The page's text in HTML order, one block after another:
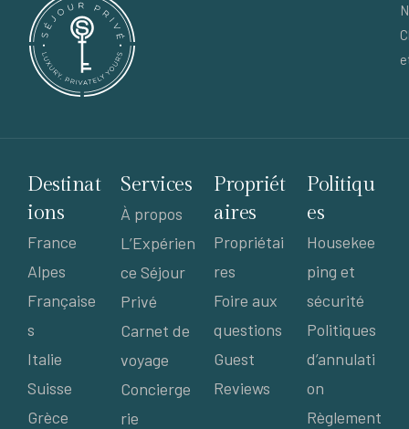
Destinat
ions
France
Alpes
Française
s
Italie
Suisse
Grèce
Services
À propos
L’Expérien
ce Séjour
Privé
Carnet de
voyage
Concierge
rie
Propriét
aires
Propriétai
res
Foire aux
questions
Guest
Reviews
Politiqu
es
Housekee
ping et
sécurité
Politiques
d’annulati
on
Règlement